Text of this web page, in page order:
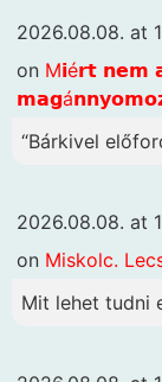
2026.08.08. at
on M𝗶é𝗿𝘁 𝗻𝗲𝗺
“Bárkivel
2026.08.08. at
on Miskolc.
Mit lehet tudni